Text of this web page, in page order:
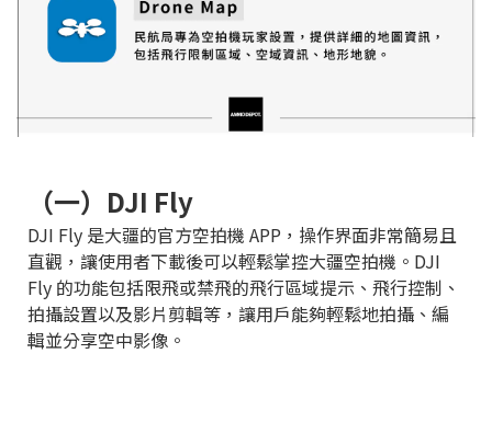
（一）DJI Fly
DJI Fly 是大疆的官方空拍機 APP，操作界面非常簡易且
直觀，讓使用者下載後可以輕鬆掌控大疆空拍機。DJI
Fly 的功能包括限飛或禁飛的飛行區域提示、飛行控制、
拍攝設置以及影片剪輯等，讓用戶能夠輕鬆地拍攝、編
輯並分享空中影像。